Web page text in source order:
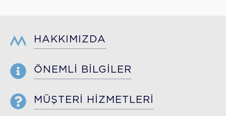
HAKKIMIZDA
ÖNEMLİ BİLGİLER
MÜŞTERİ HİZMETLERİ